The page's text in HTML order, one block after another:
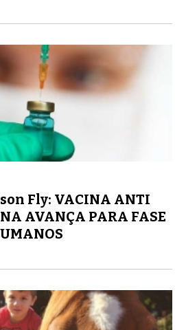
Fly: VACINA ANTI
AVANÇA PARA FASE